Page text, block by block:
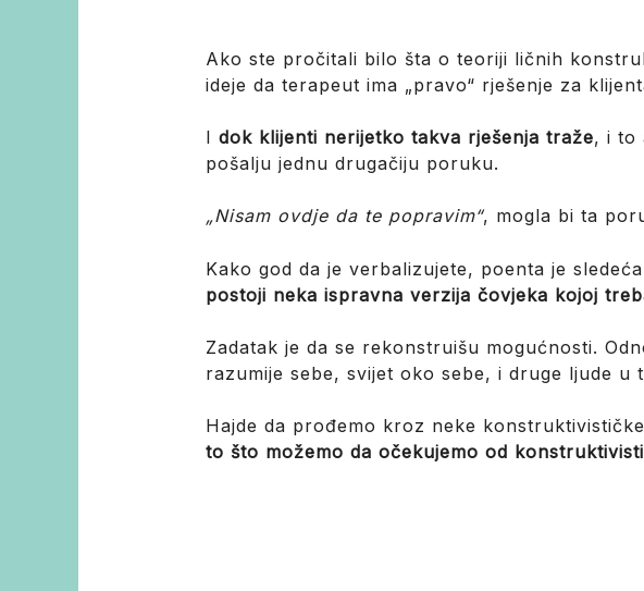
Ako ste pročitali bilo šta o teoriji ličnih
ideje da terapeut ima „pravo“ rješenje za
I dok klijenti nerijetko takva rješenja traže, i to
pošalju jednu drugačiju poruku.
„Nisam ovdje da te popravim“, mogla bi ta
Kako god da je verbalizujete, poenta je
postoji neka ispravna verzija čovjeka kojoj
Zadatak je da se rekonstruišu mogućnosti.
razumije sebe, svijet oko sebe, i druge ljude u
Hajde da prođemo kroz neke
to što možemo da očekujemo od